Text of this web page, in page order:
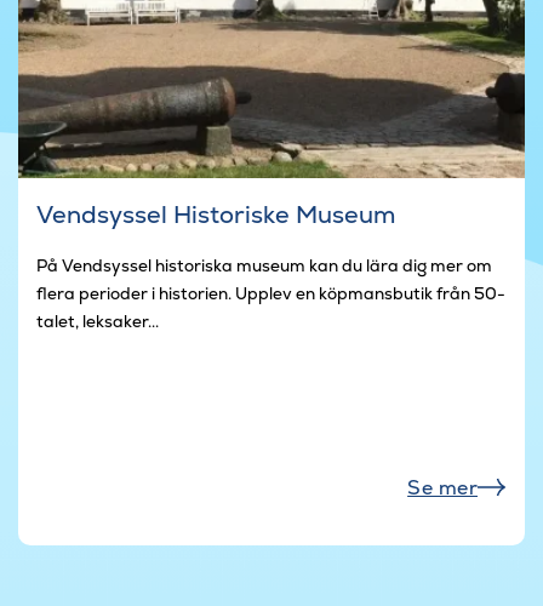
Vendsyssel Historiske Museum
På Vendsyssel historiska museum kan du lära dig mer om
flera perioder i historien. Upplev en köpmansbutik från 50-
talet, leksaker...
Se mer